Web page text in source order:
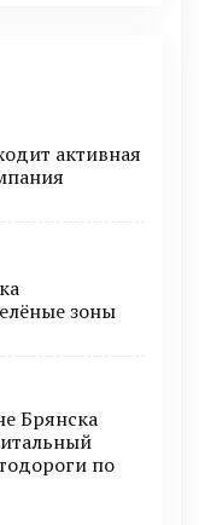
активная
зоны
Брянска
по